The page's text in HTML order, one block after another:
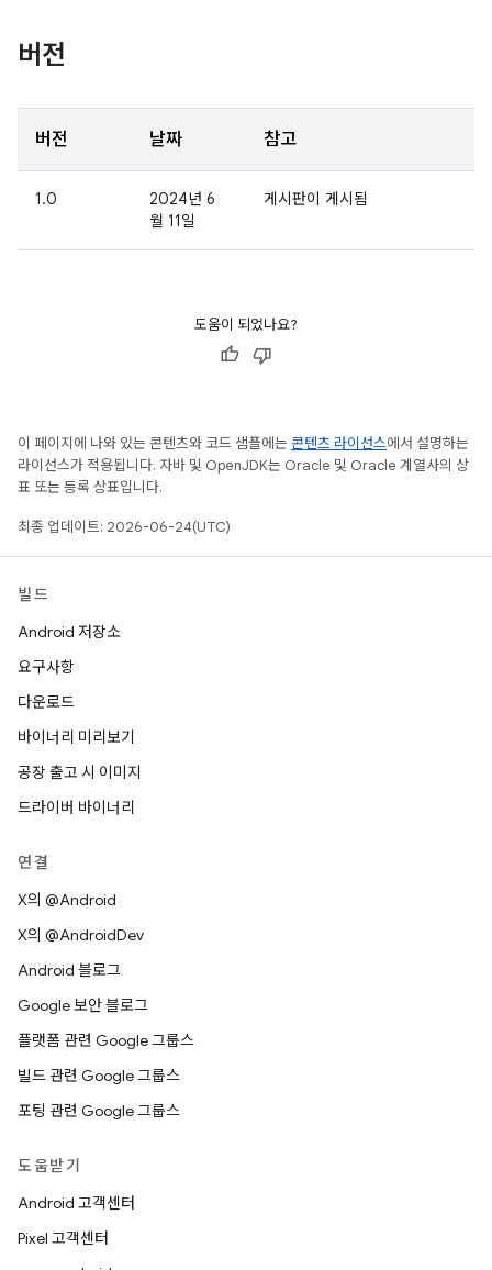
버전
버전 날짜 참고
1.0
2024년 6
월 11일
게시판이 게시됨
도움이 되었나요?
이 페이지에 나와 있는 콘텐츠와 코드 샘플에는 콘텐츠 라이선스에서 설명하는
라이선스가 적용됩니다. 자바 및 OpenJDK는 Oracle 및 Oracle 계열사의 상
표 또는 등록 상표입니다.
최종 업데이트: 2026-06-24(UTC)
빌드
Android 저장소
요구사항
다운로드
바이너리 미리보기
공장 출고 시 이미지
드라이버 바이너리
연결
X의 @Android
X의 @AndroidDev
Android 블로그
Google 보안 블로그
플랫폼 관련 Google 그룹스
빌드 관련 Google 그룹스
포팅 관련 Google 그룹스
도움받기
Android 고객센터
Pixel 고객센터